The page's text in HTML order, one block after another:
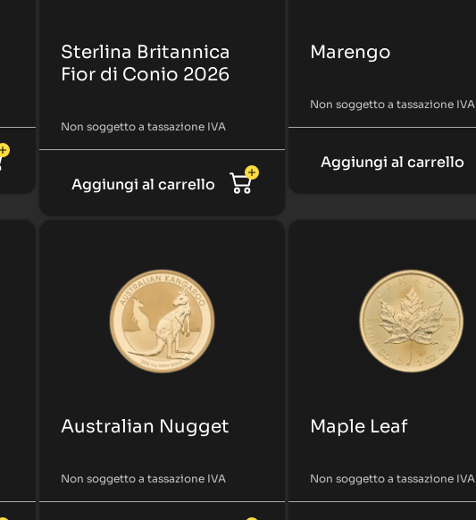
Sterlina Britannica
Fior di Conio 2026
Non soggetto a tassazione IVA
Aggiungi al carrello
Marengo
Non soggetto a tassazione IVA
Aggiungi al carrello
Australian Nugget
Non soggetto a tassazione IVA
Maple Leaf
Non soggetto a tassazione IVA